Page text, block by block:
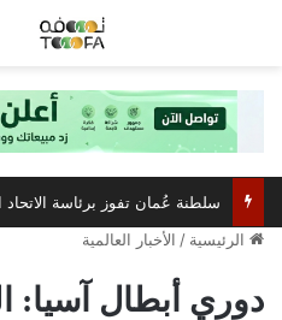
الرئيسية / الأخبار العالمية
دوري أبطال آسيا: